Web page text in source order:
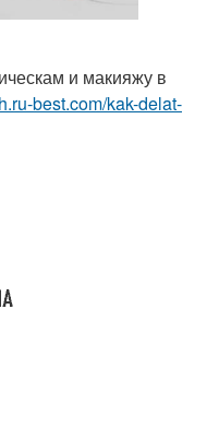
и макияжу в
best.com/kak-delat-